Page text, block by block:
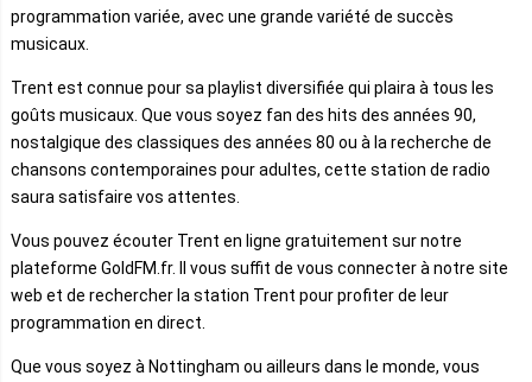
programmation variée, avec une grande variété de succès
musicaux.
Trent est connue pour sa playlist diversifiée qui plaira à tous les
goûts musicaux. Que vous soyez fan des hits des années 90,
nostalgique des classiques des années 80 ou à la recherche de
chansons contemporaines pour adultes, cette station de radio
saura satisfaire vos attentes.
Vous pouvez écouter Trent en ligne gratuitement sur notre
plateforme GoldFM.fr. Il vous suffit de vous connecter à notre site
web et de rechercher la station Trent pour profiter de leur
programmation en direct.
Que vous soyez à Nottingham ou ailleurs dans le monde, vous